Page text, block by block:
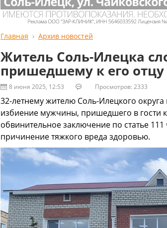
Главная Архив новостей
Житель Соль-Илецка
пришедшему к его отцу
8 июня 2025, 12:53 Просмотров: 2333
32-летнему жителю Соль-Илецкого округа
избиение мужчины, пришедшего в гости
обвинительное заключение по статье
причинение тяжкого вреда здоровью.